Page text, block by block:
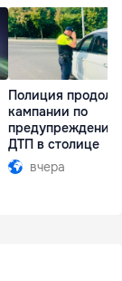
Полиция
кампании по
предупреждению
ДТП в столице
вчера